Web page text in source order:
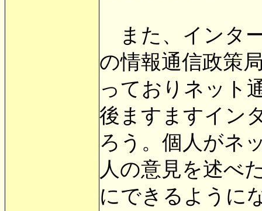
また、インタ
の情報通信政策
っておりネット
後ますますイン
ろう。個人がネ
人の意見を述べ
にできるように